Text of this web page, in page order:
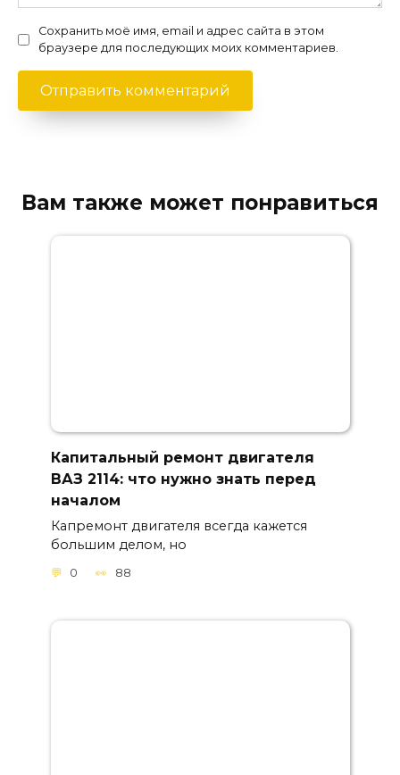
Сохранить моё имя, email и адрес сайта в этом
браузере для последующих моих комментариев.
Вам также может понравиться
Капитальный ремонт двигателя
ВАЗ 2114: что нужно знать перед
началом
Капремонт двигателя всегда кажется
большим делом, но
0 88